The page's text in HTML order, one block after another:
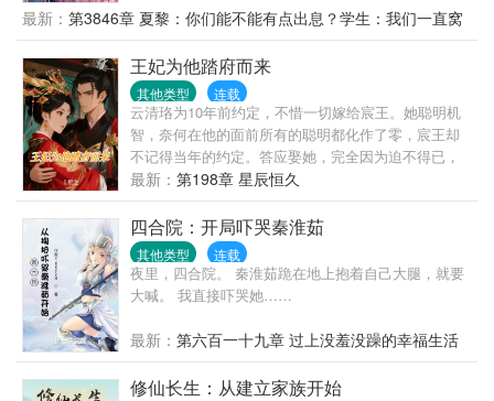
不近女色的陆首长结婚了，对象还是大城市来的知
青，长的细皮嫩肉，干不了活，吃不了苦，他还当个
宝宠着。全家属院：“尊嘟假嘟？”看到姜颜第一眼，嫂
子们都觉得她早晚得跑。等啊盼的，人小两口日子过
的风生水起，姜颜更是怪物一般的存在，治病科研，
写稿翻译，机械维修，电影编剧等，一人同时领好几
份工资。众嫂子:“...”小丑竟是我自己
以为是妈宝男，要么下乡去穷乡僻壤的地方当知青。
夏黎：拳头硬了！就这样的小白脸，我一拳能打一个
加强连！努力为首长爹官复原职，成为首长爹最贴心
的米虫小棉袄好好养老他不香吗？可是努力着，努力
着，夏黎回头一看。嗯？我这军职怎么比我首长爹还
高了？南岛一大队来了位漂亮新知青，小姑娘一身痞
气，听说一脚就能把人踹骨折，思想不正，和她亲近
绝对会倒霉！不久后……队员们挑着扁担，挥汗如雨
的为甘蔗地浇水。夏黎靠着玻璃瓶子、注射器弄出自
痛。夏梨用一点儿盐和碳粉做成干电池，用上免费电
灯。队员们：不行！！！夏黎必须得好好亲近！夏
黎：谢邀，已被特招入伍，目前在“国家队”。——海军
陆战队最冷漠、禁欲，无人敢亲近的军官陆定远，第
次见媳妇，她在黑市倒买倒卖（误）。第三次见媳
妇，她在帮特务修无线电发射台（误）。陆定远：
……后来：真香！
最新： 第3846章 夏黎：你们能不能有点出息？学生：我们一直窝
窝囊囊
王妃为他踏府而来
其他类型 连载
云清珞为10年前约定，不惜一切嫁给宸王。她聪明机
智，奈何在他的面前所有的聪明都化作了零，宸王却
不记得当年的约定。答应娶她，完全因为迫不得已，
可…在这相处过程中。她一次一次的主动靠近……一
次一次的用心照顾……他似乎越来越看不清自己的
心。云清珞一次又一次痛苦的失望后，终于离开了，
离开后的她救死扶伤，用自己的聪明机智一次一次的
拯救两个国家之间的战乱……她离开后，他疯了……
五国中到处寻找她……“陛下，云氏乃叛臣之女，不可
为后！”“她是朕唯一的妻子，为我大宛鞠躬尽瘁，此事
休要再阻！”“王爷，我就是喜欢你，我就是要嫁给你
的！我可是父皇亲赐的宸王正妃呢！”
最新： 第198章 星辰恒久
四合院：开局吓哭秦淮茹
其他类型 连载
夜里，四合院。 秦淮茹跪在地上抱着自己大腿，就要
大喊。 我直接吓哭她……
最新： 第六百一十九章 过上没羞没躁的幸福生活
修仙长生：从建立家族开始